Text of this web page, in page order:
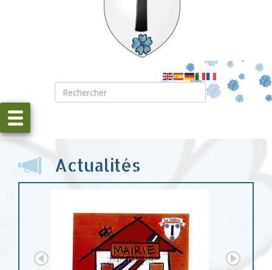
Rechercher
Actualités